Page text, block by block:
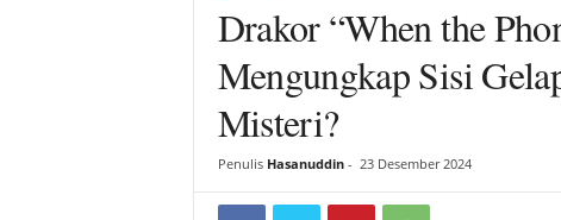
Drakor “When the
Mengungkap Sisi
Misteri?
Penulis Hasanuddin- 23 Desember 2024